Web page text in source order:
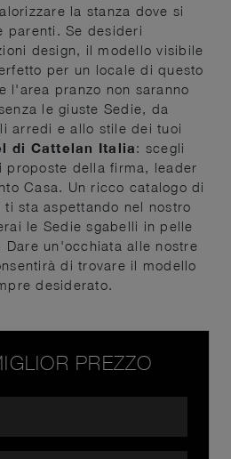
la stanza dove si
parenti. Se desideri
design, il modello visibile
per un locale di questo
l'area pranzo non saranno
le giuste Sedie, da
arredi e allo stile dei tuoi
di Cattelan Italia: scegli
proposte della firma, leader
Casa. Un ricco catalogo di
sta aspettando nel nostro
le Sedie sgabelli in pelle
un'occhiata alle nostre
di trovare il modello
desiderato.
PREZZO